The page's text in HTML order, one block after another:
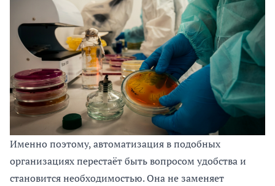
Именно поэтому, автоматизация в подобных
организациях перестаёт быть вопросом удобства и
становится необходимостью. Она не заменяет